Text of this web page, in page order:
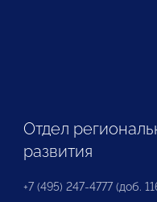
Отдел
развития
+7 (495) 247-4777 (доб.